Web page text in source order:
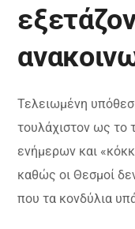
Τελειωμένη
τουλάχιστον ως το
ενήμερων και
καθώς οι Θεσμοί
που τα κονδύλια